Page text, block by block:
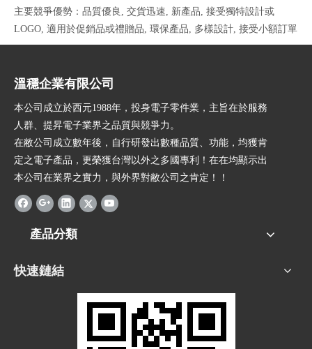
主要競爭優勢：品質優良, 交貨迅速, 新產品, 接受獨特設計或
LOGO, 適用於促銷品或禮贈品, 環保產品, 多樣設計, 接受小額訂單
溫穩企業有限公司
本公司成立於西元1988年，投身電子零件業，主旨在於服務
人群、提昇電子業界之品質與競爭力。
在敝公司成立數年後，自行研發出數種品質、功能，均獲肯
定之電子產品，更榮獲台灣以外之多國專利！在在均顯示出
本公司在業界之實力，與外界對敝公司之肯定！！
產品分類
快速鏈結